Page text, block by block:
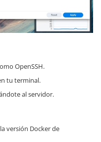
OpenSSH.
tu terminal.
al servidor.
versión Docker de